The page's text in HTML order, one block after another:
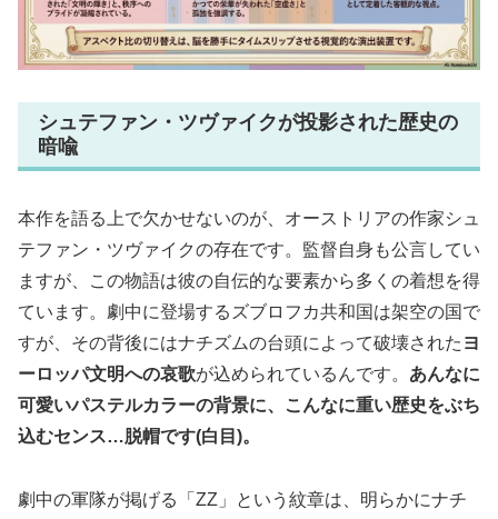
シュテファン・ツヴァイクが投影された歴史の
暗喩
本作を語る上で欠かせないのが、オーストリアの作家シュ
テファン・ツヴァイクの存在です。監督自身も公言してい
ますが、この物語は彼の自伝的な要素から多くの着想を得
ています。劇中に登場するズブロフカ共和国は架空の国で
すが、その背後にはナチズムの台頭によって破壊された ヨ
ーロッパ文明への哀歌が込められているんです。 あんなに
可愛いパステルカラーの背景に、こんなに重い歴史をぶち
込むセンス…脱帽です(白目)。
劇中の軍隊が掲げる「ZZ」という紋章は、明らかにナチ